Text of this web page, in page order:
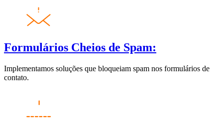
Formulários Cheios de Spam:
Implementamos soluções que bloqueiam spam nos formulários de
contato.